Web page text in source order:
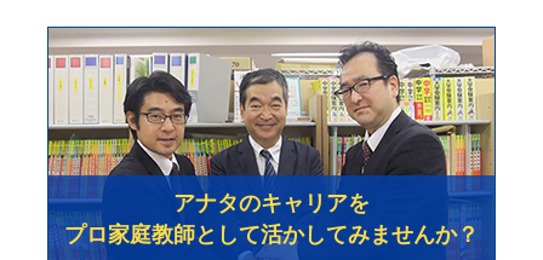
アナタのキャリアを
プロ家庭教師として活かしてみませんか？